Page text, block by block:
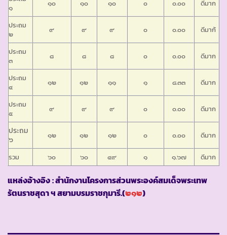
๑
๑๐ ๑๐ ๑๐ ๐ ๐.๐๐ ดีมาก
ประถม
๒
๙ ๙ ๙ ๐ ๐.๐๐ ดีมาก้
ประถม
๓
๘ ๘ ๘ ๐ ๐.๐๐ ดีมาก
ประถม
๔
๑๒ ๑๒ ๑๑ ๑ ๘.๓๓ ดีมาก
ประถม
๕
๙ ๙ ๙ ๐ ๐.๐๐ ดีมาก
ประถม
๖
๑๒ ๑๒ ๑๒ ๐ ๐.๐๐ ดีมาก
รวม ๖๐ ๖๐ ๔๙ ๑ ๑.๖๗ ดีมาก
แหล่งอ้างอิง: สำนักงานโครงการส่วนพระองค์สมเด็จพระเทพ
รัตนราชสุดา ฯ สยามบรมราชกุมารี.(๒๑๒)